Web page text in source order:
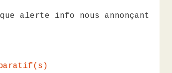
alerte info nous annonçant